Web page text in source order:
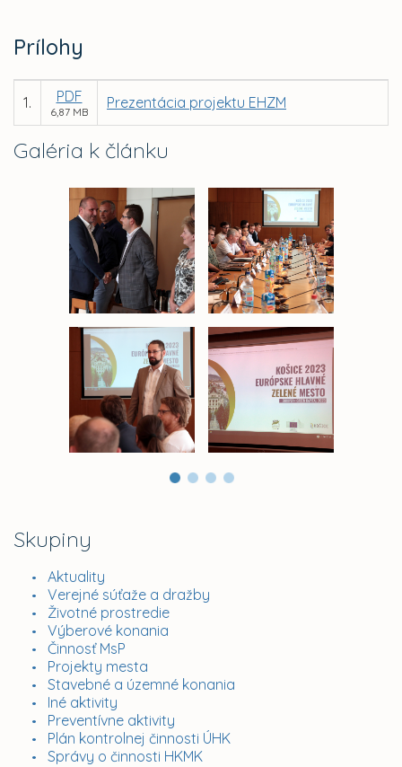
Galéria k článku
Skupiny
Aktuality
Verejné súťaže a dražby
Životné prostredie
Výberové konania
Činnosť MsP
Projekty mesta
Stavebné a územné konania
Iné aktivity
Preventívne aktivity
Plán kontrolnej činnosti ÚHK
Správy o činnosti HKMK
Prílohy
1. PDF
6,87 MB
Prezentácia projektu EHZM